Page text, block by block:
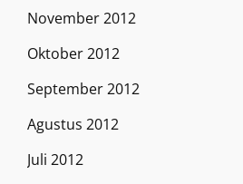
November 2012
Oktober 2012
September 2012
Agustus 2012
Juli 2012